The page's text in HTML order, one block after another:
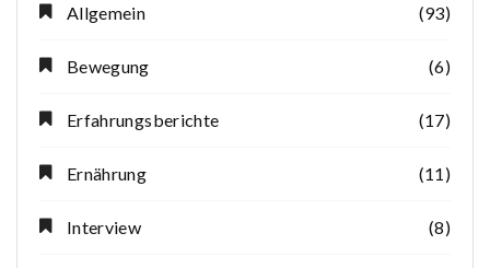
Allgemein (93)
Bewegung (6)
Erfahrungsberichte (17)
Ernährung (11)
Interview (8)